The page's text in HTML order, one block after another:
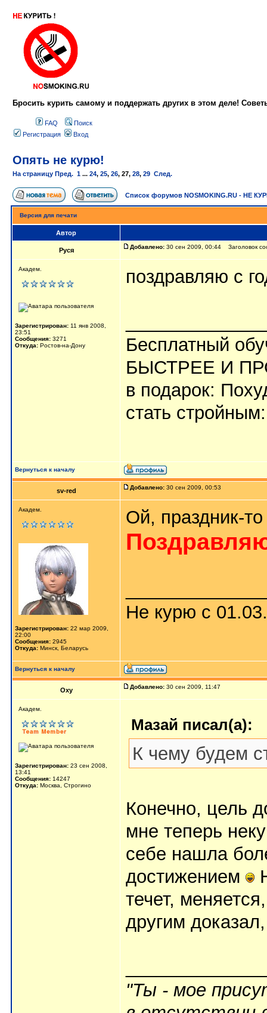
Бросить курить самому и поддержать других в этом деле!
FAQ
Поиск
Регистрация
Вход
Опять не курю!
На страницу Пред. 1 ... 24, 25, 26, 27, 28, 29 След.
Список форумов NOSMOKING.RU - НЕ
Версия для печати
Автор
Руся Добавлено: 30 сен 2009, 00:44 Заголовок
Академ.
Зарегистрирован: 11 янв 2008,
23:51
Сообщения: 3271
Откуда: Ростов-на-Дону
поздравляю с
Бесплатный
БЫСТРЕЕ И
в подарок:
стать
Вернуться к началу
sv-red Добавлено: 30 сен 2009, 00:53
Академ.
Зарегистрирован: 22 мар 2009,
22:00
Сообщения: 2945
Откуда: Минск, Беларусь
Ой, праздник-
Не курю с
Вернуться к началу
Oxy Добавлено: 30 сен 2009, 11:47
Aкaдeм.
Зарегистрирован: 23 сен 2008,
13:41
Сообщения: 14247
Откуда: Москва, Строгино
Мазай писал(а):
К чему будем
Конечно, цель
мне теперь
себе нашла
достижением
течет,
другим
"Ты - мое